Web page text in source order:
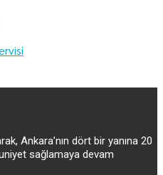
Ankara’nın dört bir yanına 20
sağlamaya devam